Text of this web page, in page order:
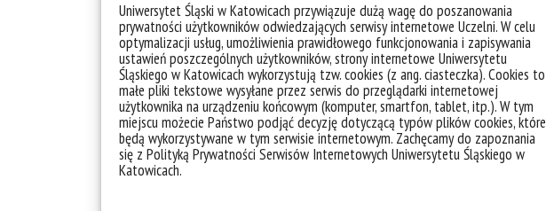
Uniwersytet Śląski w Katowicach przywiązuje dużą wagę do poszanowania
prywatności użytkowników odwiedzających serwisy internetowe Uczelni. W celu
optymalizacji usług, umożliwienia prawidłowego funkcjonowania i zapisywania
ustawień poszczególnych użytkowników, strony internetowe Uniwersytetu
Śląskiego w Katowicach wykorzystują tzw. cookies (z ang. ciasteczka). Cookies to
małe pliki tekstowe wysyłane przez serwis do przeglądarki internetowej
użytkownika na urządzeniu końcowym (komputer, smartfon, tablet, itp.). W tym
miejscu możecie Państwo podjąć decyzję dotyczącą typów plików cookies, które
będą wykorzystywane w tym serwisie internetowym. Zachęcamy do zapoznania
się z Polityką Prywatności Serwisów Internetowych Uniwersytetu Śląskiego w
Katowicach.